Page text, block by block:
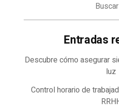
Entradas
Descubre cómo asegurar
luz
Control horario de